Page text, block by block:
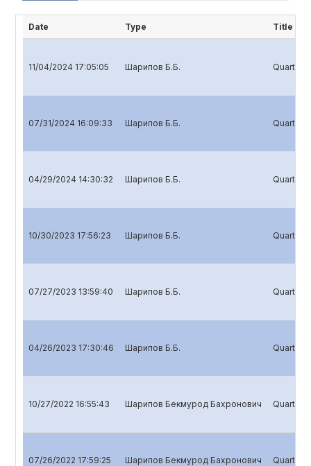
Date Type Title
11/04/2024 17:05:05 Шарипов Б.Б.
07/31/2024 16:09:33 Шарипов Б.Б.
04/29/2024 14:30:32 Шарипов Б.Б.
10/30/2023 17:56:23 Шарипов Б.Б.
07/27/2023 13:59:40 Шарипов Б.Б.
04/26/2023 17:30:46 Шарипов Б.Б.
10/27/2022 16:55:43 Шарипов Бекмурод Бахронович
07/26/2022 17:59:25 Шарипов Бекмурод Бахронович